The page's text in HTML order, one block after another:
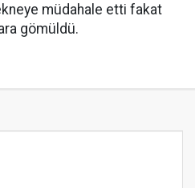
müdahale etti fakat
gömüldü.